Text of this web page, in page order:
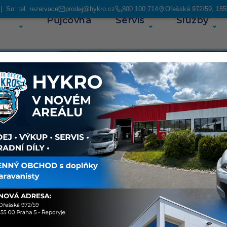
So: tel. rezervace prodej@hykro.cz 800 100 714 Ořešská 972/59,
Půjčovna Servis Služby
vozy
najeto